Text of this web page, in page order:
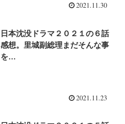
2021.11.30
日本沈没ドラマ２０２１の６話
感想。里城副総理まだそんな事
を…
2021.11.23